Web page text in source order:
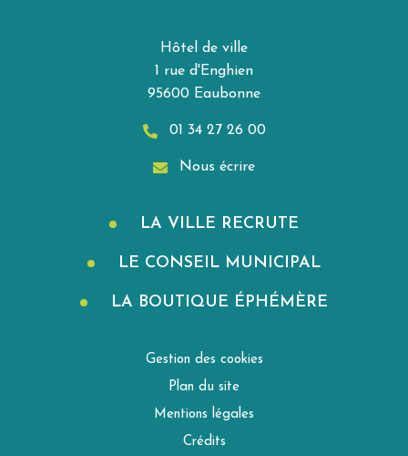
Hôtel de ville
1 rue d'Enghien
95600 Eaubonne
01 34 27 26 00
Nous écrire
LA VILLE RECRUTE
LE CONSEIL MUNICIPAL
LA BOUTIQUE ÉPHÉMÈRE
Gestion des cookies
Plan du site
Mentions légales
Crédits